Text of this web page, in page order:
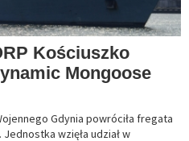
Kościuszko
Mongoose
Gdynia powróciła fregata
wzięła udział w